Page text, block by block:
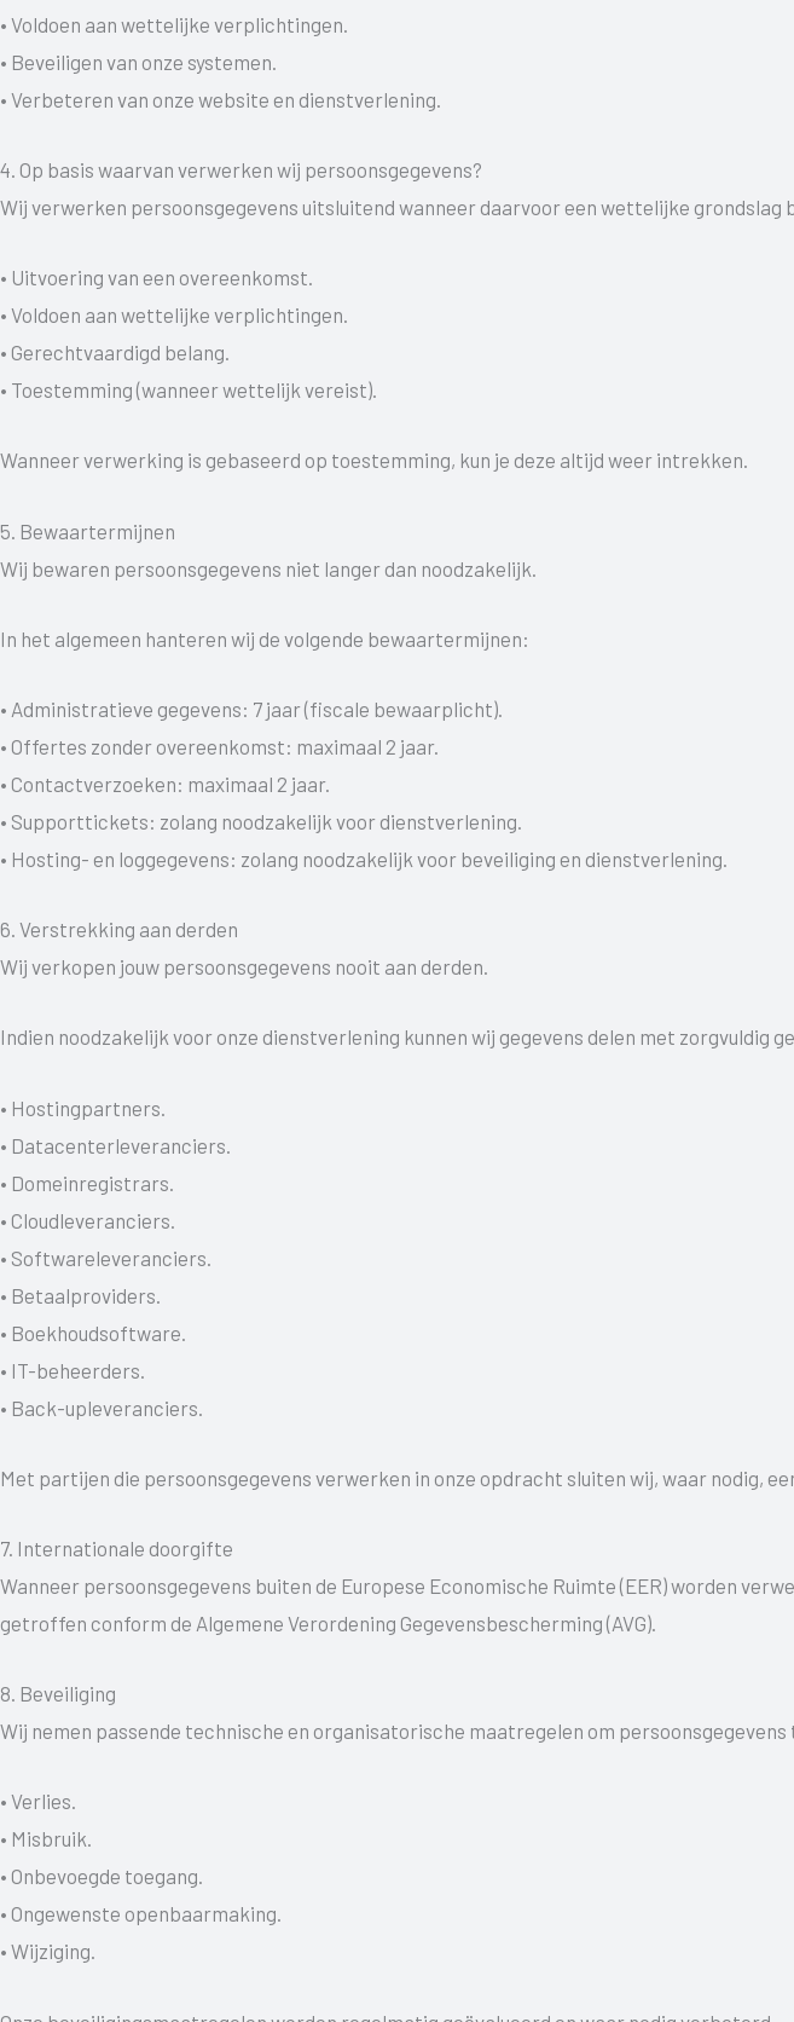
• Voldoen aan wettelijke verplichtingen.
• Beveiligen van onze systemen.
• Verbeteren van onze website en dienstverlening.
4. Op basis waarvan verwerken wij persoonsgegevens?
Wij verwerken persoonsgegevens uitsluitend wanneer daarvoor een wettelijke grondslag
• Uitvoering van een overeenkomst.
• Voldoen aan wettelijke verplichtingen.
• Gerechtvaardigd belang.
• Toestemming (wanneer wettelijk vereist).
Wanneer verwerking is gebaseerd op toestemming, kun je deze altijd weer intrekken.
5. Bewaartermijnen
Wij bewaren persoonsgegevens niet langer dan noodzakelijk.
In het algemeen hanteren wij de volgende bewaartermijnen:
• Administratieve gegevens: 7 jaar (fiscale bewaarplicht).
• Offertes zonder overeenkomst: maximaal 2 jaar.
• Contactverzoeken: maximaal 2 jaar.
• Supporttickets: zolang noodzakelijk voor dienstverlening.
• Hosting- en loggegevens: zolang noodzakelijk voor beveiliging en dienstverlening.
6. Verstrekking aan derden
Wij verkopen jouw persoonsgegevens nooit aan derden.
Indien noodzakelijk voor onze dienstverlening kunnen wij gegevens delen met zorgvuldig
• Hostingpartners.
• Datacenterleveranciers.
• Domeinregistrars.
• Cloudleveranciers.
• Softwareleveranciers.
• Betaalproviders.
• Boekhoudsoftware.
• IT-beheerders.
• Back-upleveranciers.
Met partijen die persoonsgegevens verwerken in onze opdracht sluiten wij, waar nodig,
7. Internationale doorgifte
Wanneer persoonsgegevens buiten de Europese Economische Ruimte (EER) worden
getroffen conform de Algemene Verordening Gegevensbescherming (AVG).
8. Beveiliging
Wij nemen passende technische en organisatorische maatregelen om
• Verlies.
• Misbruik.
• Onbevoegde toegang.
• Ongewenste openbaarmaking.
• Wijziging.